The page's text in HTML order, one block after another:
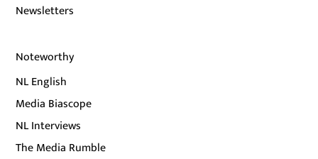
Newsletters
Noteworthy
NL English
Media Biascope
NL Interviews
The Media Rumble